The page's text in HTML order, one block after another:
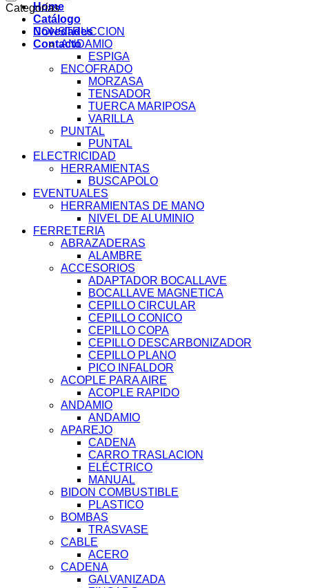
Home
Catálogo
Novedades
Contacto
Categorías
CONSTRUCCION
ANDAMIO
ESPIGA
ENCOFRADO
MORZASA
TENSADOR
TUERCA MARIPOSA
VARILLA
PUNTAL
PUNTAL
ELECTRICIDAD
HERRAMIENTAS
BUSCAPOLO
EVENTUALES
HERRAMIENTAS DE MANO
NIVEL DE ALUMINIO
FERRETERIA
ABRAZADERAS
ALAMBRE
ACCESORIOS
ADAPTADOR BOCALLAVE
BOCALLAVE MAGNETICA
CEPILLO CIRCULAR
CEPILLO CONICO
CEPILLO COPA
CEPILLO DESCARBONIZADOR
CEPILLO PLANO
PICO INFALDOR
ACOPLE PARA AIRE
ACOPLE RAPIDO
ANDAMIO
ANDAMIO
APAREJO
CADENA
CARRO TRASLACION
ELÉCTRICO
MANUAL
BIDON COMBUSTIBLE
PLASTICO
BOMBAS
TRASVASE
CABLE
ACERO
CADENA
GALVANIZADA